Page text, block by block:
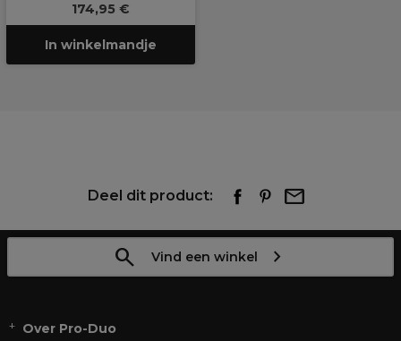
174,95 €
In winkelmandje
Deel dit product:
Vind een winkel
Over Pro-Duo